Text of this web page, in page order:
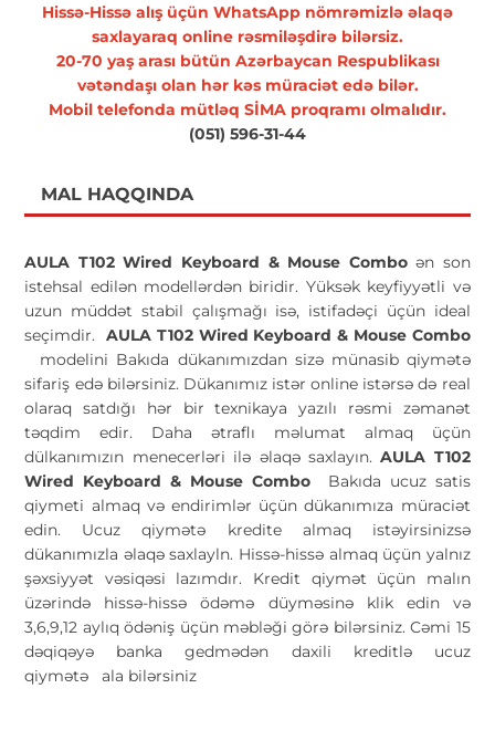
Hissə-Hissə alış üçün WhatsApp nömrəmizlə əlaqə
saxlayaraq online rəsmiləşdirə bilərsiz.
20-70 yaş arası bütün Azərbaycan Respublikası
vətəndaşı olan hər kəs müraciət edə bilər.
Mobil telefonda mütləq SİMA proqramı olmalıdır.
(051) 596-31-44
MAL HAQQINDA
AULA T102 Wired Keyboard & Mouse Comboən son
istehsal edilən modellərdən biridir. Yüksək keyfiyyətli və
uzun müddət stabil çalışmağı isə, istifadəçi üçün ideal
seçimdir. AULA T102 Wired Keyboard & Mouse Combo
modelini Bakıda dükanımızdan sizə münasib qiymətə
sifariş edə bilərsiniz. Dükanımız istər online istərsə də real
olaraq satdığı hər bir texnikaya yazılı rəsmi zəmanət
təqdim edir. Daha ətraflı məlumat almaq üçün
dülkanımızın menecerləri ilə əlaqə saxlayın.AULA T102
Wired Keyboard & Mouse Combo Bakıda ucuz satis
qiymeti almaq və endirimlər üçün dükanımıza müraciət
edin. Ucuz qiymətə kredite almaq istəyirsinizsə
dükanımızla əlaqə saxlayln. Hissə-hissə almaq üçün yalnız
şəxsiyyət vəsiqəsi lazımdır. Kredit qiymət üçün malın
üzərində hissə-hissə ödəmə düyməsinə klik edin və
3,6,9,12 aylıq ödəniş üçün məbləği görə bilərsiniz. Cəmi 15
dəqiqəyə banka gedmədən daxili kreditlə ucuz
qiymətə
ala bilərsiniz